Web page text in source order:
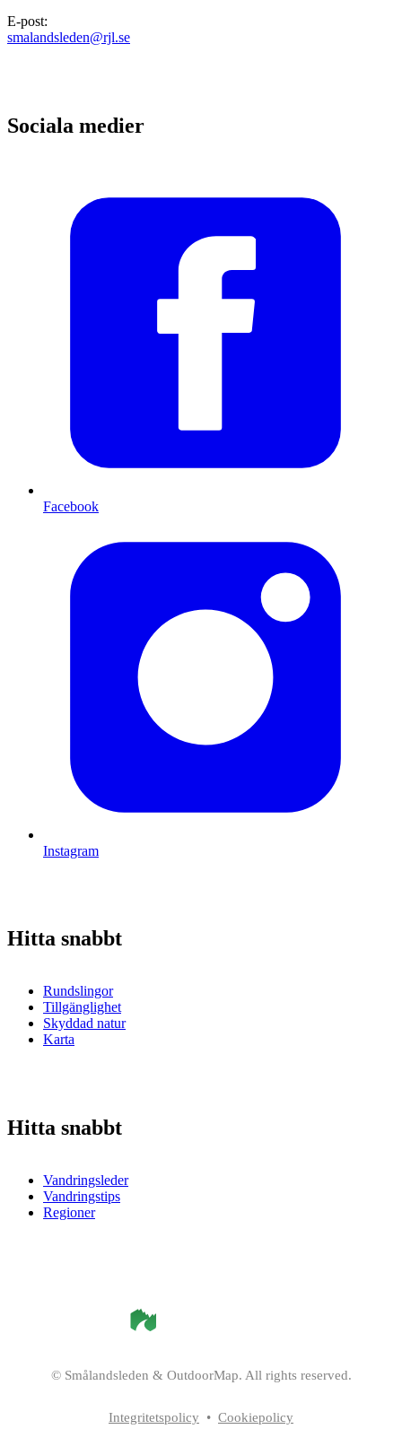
E-post:
smalandsleden@rjl.se
Sociala medier
Facebook
Instagram
Hitta snabbt
Rundslingor
Tillgänglighet
Skyddad natur
Karta
Hitta snabbt
Vandringsleder
Vandringstips
Regioner
© Smålandsleden & OutdoorMap. All rights reserved.
Integritetspolicy • Cookiepolicy